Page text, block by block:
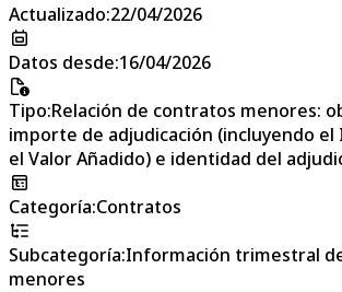
Actualizado:22/04/2026
Datos desde:16/04/2026
Tipo:Relación de contratos menores:
importe de adjudicación (incluyendo
el Valor Añadido) e identidad del
Categoría:Contratos
Subcategoría:Información trimestral
menores